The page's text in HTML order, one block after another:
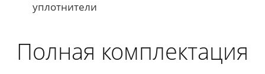
уплотнители
Полная комплектация